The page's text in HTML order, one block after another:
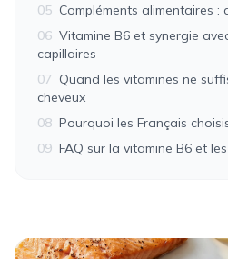
05 Compléments alimentaires
06 Vitamine B6 et synergie
capillaires
07 Quand les vitamines ne
cheveux
08 Pourquoi les Français
09 FAQ sur la vitamine B6 et